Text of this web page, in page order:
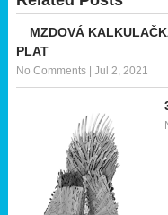
MZDOVÁ
PLAT
No Comments| Jul 2, 2021